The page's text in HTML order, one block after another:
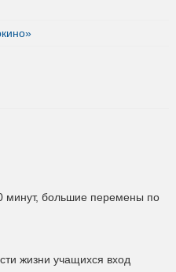
большие перемены по
жизни учащихся вход